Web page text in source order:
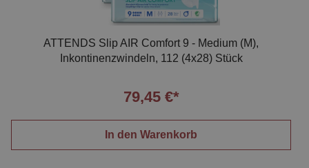
ATTENDS Slip AIR Comfort 9 - Medium (M),
Inkontinenzwindeln, 112 (4x28) Stück
79,45 €*
In den Warenkorb